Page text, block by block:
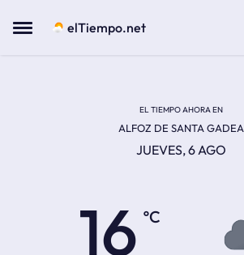
Menu elTiempo.net
EL TIEMPO AHORA EN
ALFOZ DE SANTA GADEA
JUEVES, 6 AGO
16
ºC